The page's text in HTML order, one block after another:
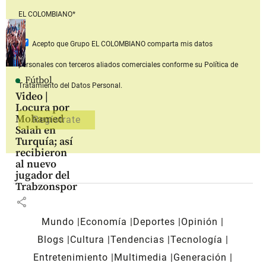
Fútbol
Video |
Locura por
Mohamed
Salah en
Turquía; así
recibieron
al nuevo
jugador del
Trabzonspor
share
EL COLOMBIANO*
Acepto que Grupo EL COLOMBIANOcomparta mis datos
personales con terceros aliados comerciales conforme su Política de
Tratamiento del Datos Personal.
Mundo Economía Deportes
Opinión
Blogs
Cultura Tendencias Tecnología
Entretenimiento
Multimedia
Generación